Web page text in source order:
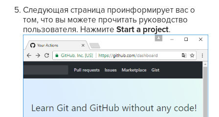
Следующая страница проинформирует вас о
том, что вы можете прочитать руководство
пользователя. НажмитеStart a project.